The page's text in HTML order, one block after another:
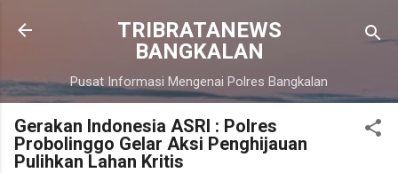
Langsung ke konten utama
TRIBRATANEWS
BANGKALAN
Pusat Informasi Mengenai Polres Bangkalan
Gerakan Indonesia ASRI : Polres
Probolinggo Gelar Aksi Penghijauan
Pulihkan Lahan Kritis